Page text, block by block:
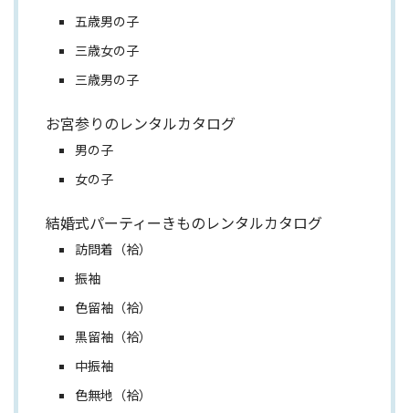
五歳男の子
三歳女の子
三歳男の子
お宮参りのレンタルカタログ
男の子
女の子
結婚式パーティーきものレンタルカタログ
訪問着（袷）
振袖
色留袖（袷）
黒留袖（袷）
中振袖
色無地（袷）